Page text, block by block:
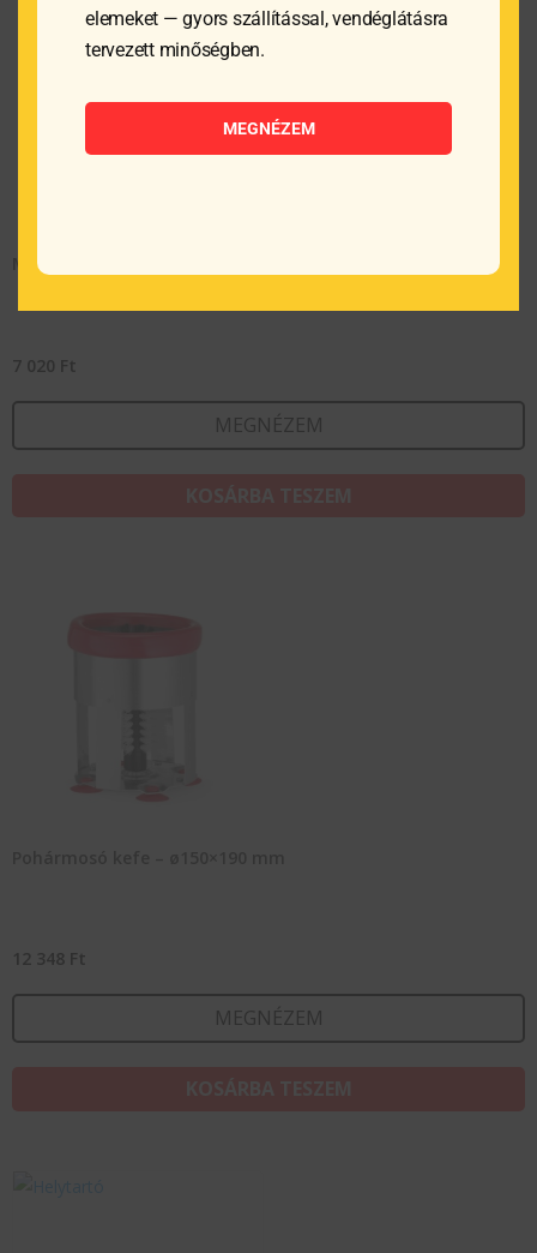
Magas pohármosó kefe – 190x100x250 mm
7 020 Ft
MEGNÉZEM
12 348 Ft
MEGNÉZEM
elemeket — gyors szállítással, vendéglátásra
tervezett minőségben.
MEGNÉZEM